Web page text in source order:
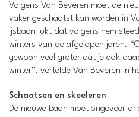
Volgens Van Beveren moet de
vaker geschaatst kan worden in
ijsbaan lukt dat volgens hem
winters van de afgelopen jaren.
gewoon veel groter dat je ook
winter”, vertelde Van Beveren in
Schaatsen en skeeleren
De nieuwe baan moet ongeveer